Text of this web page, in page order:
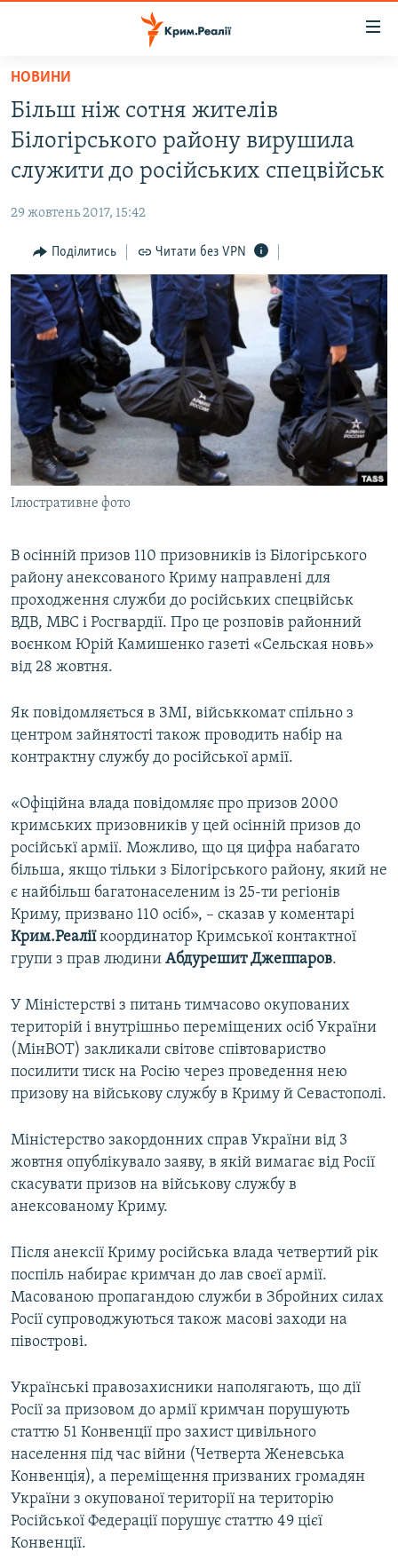
Перейти
основного
матеріалу
до
основної
Перейти
до
пошуку
ВІДЕО ТА ФОТО
БЛОГИ
ПОГЛЯД
ІНТЕРВ'Ю
ВСЕ ЗА ДЕНЬ
СПЕЦПРОЕКТИ
ДЕПОРТАЦІЯ
ВІДЕОУРОКИ «ELIFBE»
СВІДЧЕННЯ ОКУПАЦІЇ
УКРАЇНСЬКА ПРОБЛЕМА КРИМУ
ІНФОГРАФІКА
ЯК ОБІЙТИ БЛОКУВАННЯ
Русский
Qırımtatar
ДОЛУЧАЙСЯ!
Усі сайти RFE/RL
НОВИНИ
Більш ніж сотня жителів
Білогірського району вирушила
служити до російських спецвійськ
29 жовтень 2017, 15:42
Поділитись Читати без VPN
Ілюстративне фото
В осінній призов 110 призовників із Білогірського
району анексованого Криму направлені для
проходження служби до російських спецвійськ
ВДВ, МВС і Росгвардії. Про це розповів районний
воєнком Юрій Камишенко газеті «Сельская новь»
від 28 жовтня.
Як повідомляється в ЗМІ, військкомат спільно з
центром зайнятості також проводить набір на
контрактну службу до російської армії.
«Офіційна влада повідомляє про призов 2000
кримських призовників у цей осінній призов до
російськї армії. Можливо, що ця цифра набагато
більша, якщо тільки з Білогірського району, який не
є найбільш багатонаселеним із 25-ти регіонів
Криму, призвано 110 осіб», – сказав у коментарі
Крим.Реаліїкоординатор Кримської контактної
групи з прав людини Абдурешит Джеппаров.
У Міністерстві з питань тимчасово окупованих
територій і внутрішньо переміщених осіб України
(МінВОТ) закликали світове співтовариство
посилити тиск на Росію через проведення нею
призову на військову службу в Криму й Севастополі.
Міністерство закордонних справ України від 3
жовтня опублікувало заяву, в якій вимагає від Росії
скасувати призов на військову службу в
анексованому Криму.
Після анексії Криму російська влада четвертий рік
поспіль набирає кримчан до лав своєї армії.
Масованою пропагандою служби в Збройних силах
Росії супроводжуються також масові заходи на
півострові.
Українські правозахисники наполягають, що дії
Росії за призовом до армії кримчан порушують
статтю 51 Конвенції про захист цивільного
населення під час війни (Четверта Женевська
Конвенція), а переміщення призваних громадян
України з окупованої території на територію
Російської Федерації порушує статтю 49 цієї
Конвенції.